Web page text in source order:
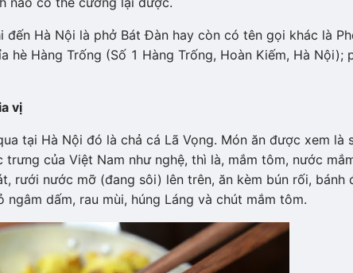
Hà Nội là phở Bát Đàn hay còn có tên gọi khác là
hè Hàng Trống (Số 1 Hàng Trống, Hoàn Kiếm, Hà Nội);
vị
tại Hà Nội đó là chả cá Lã Vọng. Món ăn được xem là
của Việt Nam như nghệ, thì là, mắm tôm, nước
rưới nước mỡ (đang sôi) lên trên, ăn kèm bún rối, bánh
dấm, rau mùi, húng Láng và chút mắm tôm.